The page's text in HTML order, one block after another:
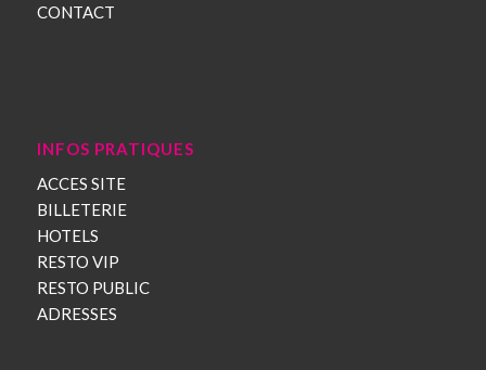
CONTACT
INFOS PRATIQUES
ACCES SITE
BILLETERIE
HOTELS
RESTO VIP
RESTO PUBLIC
ADRESSES